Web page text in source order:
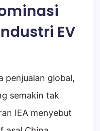
EV
penjualan global,
semakin tak
IEA menyebut